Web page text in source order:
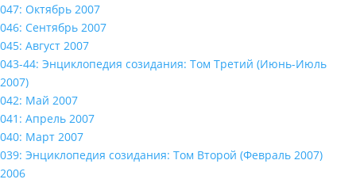
047: Октябрь 2007
046: Сентябрь 2007
045: Август 2007
043-44: Энциклопедия созидания: Том Третий (Июнь-Июль
2007)
042: Май 2007
041: Апрель 2007
040: Март 2007
039: Энциклопедия созидания: Том Второй (Февраль 2007)
2006